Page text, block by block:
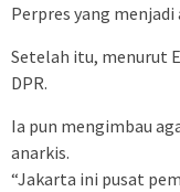
Perpres yang
Setelah itu, menurut
DPR.
Ia pun mengimbau
anarkis.
“Jakarta ini pusat